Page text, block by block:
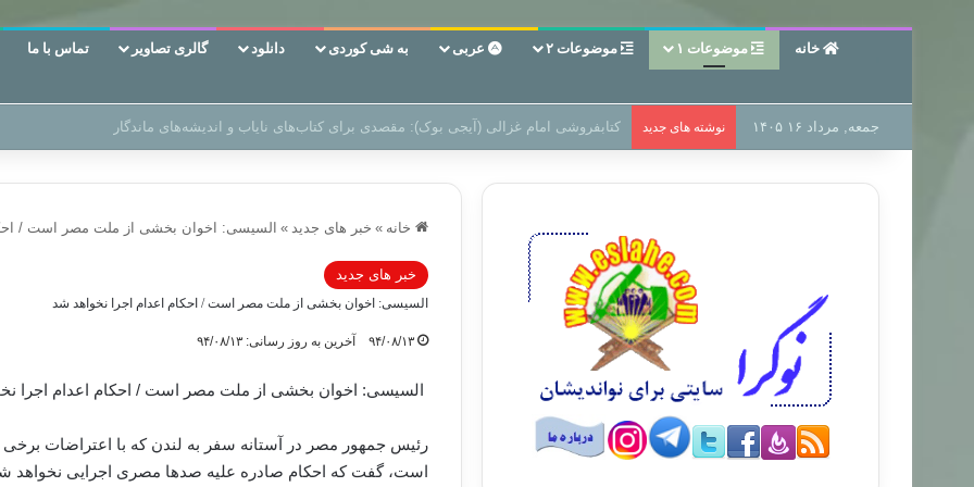
خانه موضوعات ۱ موضوعات ۲ عربی به شی کوردی دانلود گالری تصاویر تماس با ما
جمعه, مرداد ۱۶ ۱۴۰۵ نوشته های جدید سر دفتر فساد در زمین‌، دوری وکناره‌گیری از راه خداست‌!
خانه » خبر های جدید » السیسی: اخوان بخشی از ملت مصر است /
خبر های جدید
السیسی: اخوان بخشی از ملت مصر است / احکام اعدام اجرا نخواهد شد
۹۴/۰۸/۱۳ آخرین به روز رسانی: ۹۴/۰۸/۱۳
السیسی: اخوان بخشی از ملت مصر است / احکام اعدام اجرا
رئیس جمهور مصر در آستانه سفر به لندن که با اعتراضات
است، گفت که احکام صادره علیه صدها مصری اجرایی نخواهد